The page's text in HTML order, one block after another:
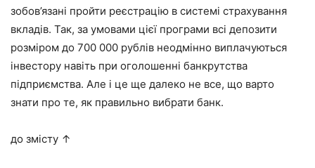
зобов’язані пройти реєстрацію в системі страхування
вкладів. Так, за умовами цієї програми всі депозити
розміром до 700 000 рублів неодмінно виплачуються
інвестору навіть при оголошенні банкрутства
підприємства. Але і це ще далеко не все, що варто
знати про те, як правильно вибрати банк.
до змісту ↑